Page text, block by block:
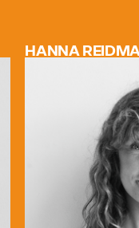
HANNA